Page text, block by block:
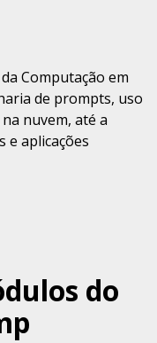
Computação em
de prompts, uso
nuvem, até a
e aplicações
do